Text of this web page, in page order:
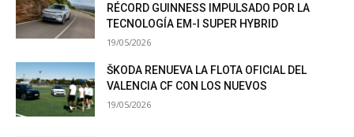
RÉCORD GUINNESS IMPULSADO POR LA
TECNOLOGÍA EM-I SUPER HYBRID
19/05/2026
ŠKODA RENUEVA LA FLOTA OFICIAL DEL
VALENCIA CF CON LOS NUEVOS
19/05/2026